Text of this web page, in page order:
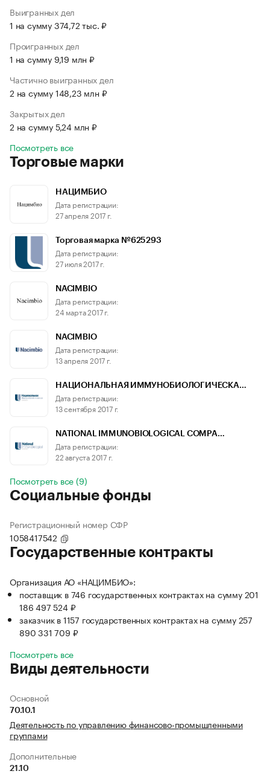
Выигранных дел
1 на сумму 374,72 тыс. ₽
Проигранных дел
1 на сумму 9,19 млн ₽
Частично выигранных дел
2 на сумму 148,23 млн ₽
Закрытых дел
2 на сумму 5,24 млн ₽
Посмотреть все
Торговые марки
НАЦИМБИО
Дата регистрации:
27 апреля 2017 г.
Торговая марка №625293
Дата регистрации:
27 июля 2017 г.
NACIMBIO
Дата регистрации:
24 марта 2017 г.
NACIMBIO
Дата регистрации:
13 апреля 2017 г.
НАЦИОНАЛЬНАЯ ИММУНОБИОЛОГИЧЕСКА…
Дата регистрации:
13 сентября 2017 г.
NATIONAL IMMUNOBIOLOGICAL COMPA…
Дата регистрации:
22 августа 2017 г.
Посмотреть все (9)
Социальные фонды
Регистрационный номер СФР
1058417542
Государственные контракты
Организация АО «НАЦИМБИО»:
поставщик в 746 государственных контрактах на сумму 201
186 497 524 ₽
заказчик в 1157 государственных контрактах на сумму 257
890 331 709 ₽
Посмотреть все
Виды деятельности
Основной
70.10.1
Деятельность по управлению финансово-промышленными
группами
Дополнительные
21.10